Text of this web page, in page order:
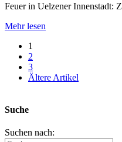
Feuer in Uelzener Innenstadt:
Mehr lesen
1
2
3
Ältere Artikel
Suche
Suchen nach: